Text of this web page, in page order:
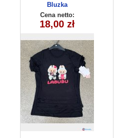
Bluzka
dziewczęca
270625-2(6-16)
6szt
Cena netto:
18,00 zł
Bluza
dziecięca
290525-BB509
(8-16) 10szt
Cena netto:
18,00 zł